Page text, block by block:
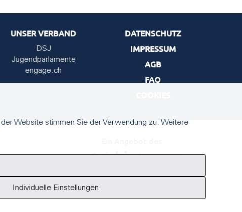
UNSER VERBAND
DSJ
Jugendparlamente
engage.ch
DATENSCHUTZ
IMPRESSUM
AGB
FAQ
Website stimmen Sie der Verwendung zu. Weitere
Individuelle Einstellungen